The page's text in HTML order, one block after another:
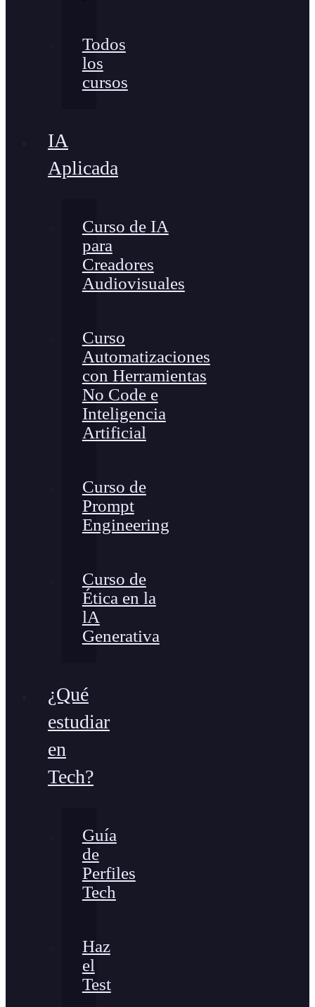
Todos
los
cursos
IA
Aplicada
Curso de IA
para
Creadores
Audiovisuales
Curso
Automatizaciones
con Herramientas
No Code e
Inteligencia
Artificial
Curso de
Prompt
Engineering
Curso de
Ética en la
lA
Generativa
¿Qué
estudiar
en
Tech?
Guía
de
Perfiles
Tech
Haz
el
Test